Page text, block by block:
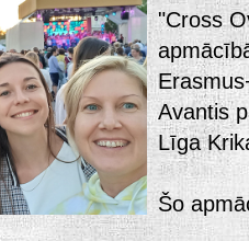
"Cross
Avantis
Līga
Šo